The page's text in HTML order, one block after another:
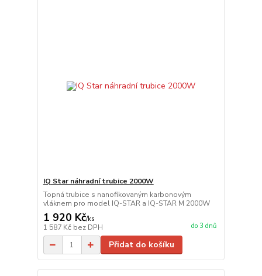
IQ Star náhradní trubice 2000W
Topná trubice s nanofikovaným karbonovým
vláknem pro model IQ-STAR a IQ-STAR M 2000W
1 920 Kč/ks
1 587 Kč bez DPH do 3 dnů
Přidat do košíku